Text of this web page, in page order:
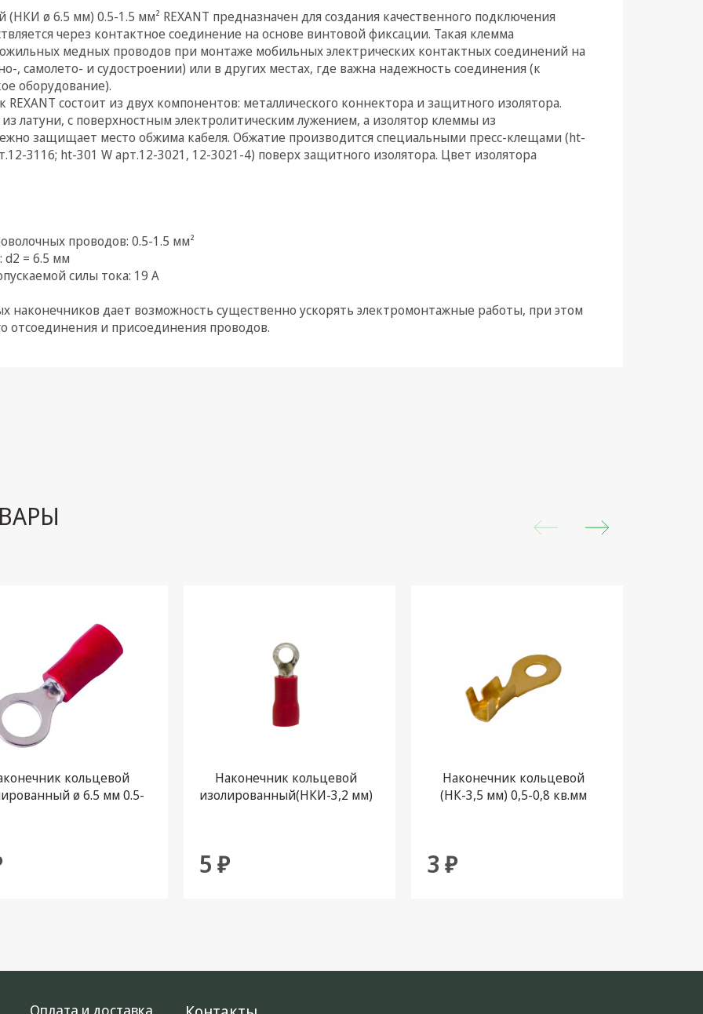
ø 6.5 мм) 0.5-1.5 мм² REXANT предназначен для создания качественного подключения
через контактное соединение на основе винтовой фиксации. Такая клемма
медных проводов при монтаже мобильных электрических контактных соединений на
, самолето- и судостроении) или в других местах, где важна надежность соединения (к
оборудование).
состоит из двух компонентов: металлического коннектора и защитного изолятора.
латуни, с поверхностным электролитическим лужением, а изолятор клеммы из
защищает место обжима кабеля. Обжатие производится специальными пресс-клещами (ht-
3116; ht-301 W арт.12-3021, 12-3021-4) поверх защитного изолятора. Цвет изолятора
проводов: 0.5-1.5 мм²
d2 = 6.5 мм
силы тока: 19 А
дает возможность существенно ускорять электромонтажные работы, при этом
отсоединения и присоединения проводов.
кольцевой
ø 6.5 мм 0.5-
Наконечник кольцевой
изолированный(НКИ-3,2 мм)
5 ₽
Наконечник кольцевой
(НК-3,5 мм) 0,5-0,8 кв.мм
3 ₽
Оплата и доставка